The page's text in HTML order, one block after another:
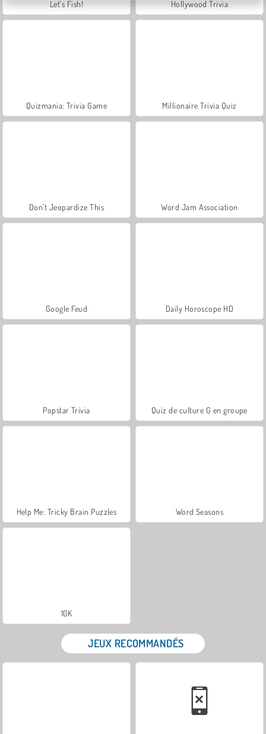
Let's Fish! Hollywood Trivia
Quizmania: Trivia Game Millionaire Trivia Quiz
Don't Jeopardize This Word Jam Association
Google Feud Daily Horoscope HD
Popstar Trivia Quiz de culture G en groupe
Help Me: Tricky Brain Puzzles Word Seasons
10K
JEUX RECOMMANDÉS